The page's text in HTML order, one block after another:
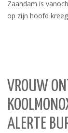
Zaandam is
op zijn hoofd
VROUW
ALERTE